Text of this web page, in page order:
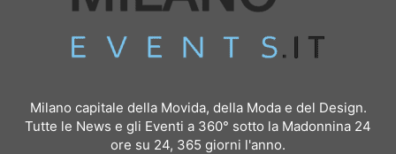
Milano capitale della Movida, della Moda e del Design.
Tutte le News e gli Eventi a 360° sotto la Madonnina 24
ore su 24, 365 giorni l'anno.